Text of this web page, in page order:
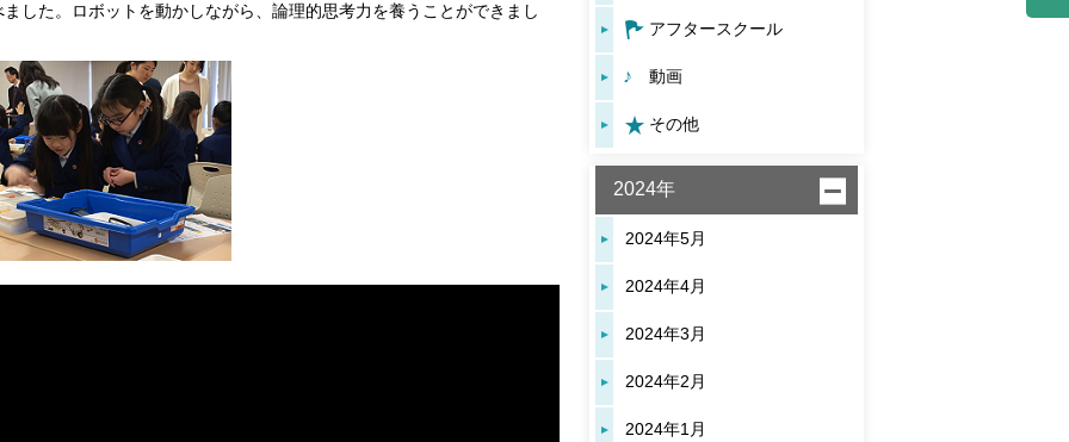
した。ロボットを動かしながら、論理的思考力を養うことができまし
アフタースクール
動画
その他
2024年
2024年5月
2024年4月
2024年3月
2024年2月
2024年1月